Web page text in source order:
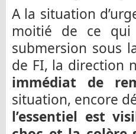
A la situation
moitié de ce qui
submersion sous
de FI, la direction
immédiat de
situation, encore
l’essentiel est